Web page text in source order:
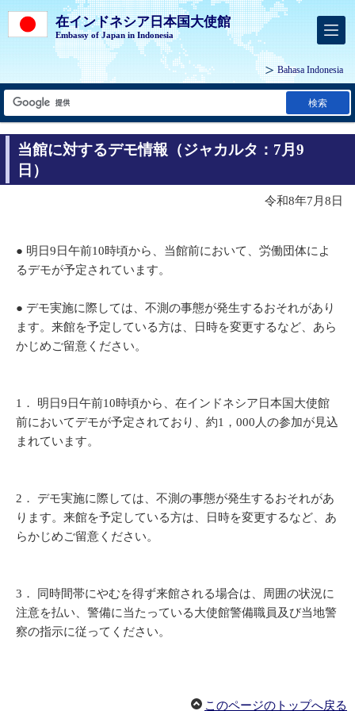
在インドネシア日本国大使館
Embassy of Japan in Indonesia
Bahasa Indonesia
検索
当館に対するデモ情報（ジャカルタ：7月9
日）
令和8年7月8日
● 明日9日午前10時頃から、当館前において、労働団体によ
るデモが予定されています。
● デモ実施に際しては、不測の事態が発生するおそれがあり
ます。来館を予定している方は、日時を変更するなど、あら
かじめご留意ください。
1． 明日9日午前10時頃から、在インドネシア日本国大使館
前においてデモが予定されており、約1，000人の参加が見込
まれています。
2． デモ実施に際しては、不測の事態が発生するおそれがあ
ります。来館を予定している方は、日時を変更するなど、あ
らかじめご留意ください。
3． 同時間帯にやむを得ず来館される場合は、周囲の状況に
注意を払い、警備に当たっている大使館警備職員及び当地警
察の指示に従ってください。
このページのトップへ戻る